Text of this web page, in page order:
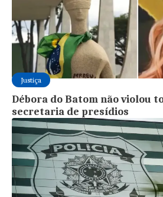
Justiça
Débora do Batom não violou
secretaria de presídios